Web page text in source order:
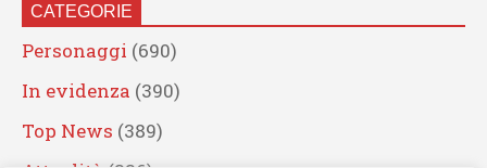
CATEGORIE
Personaggi (690)
In evidenza (390)
Top News (389)